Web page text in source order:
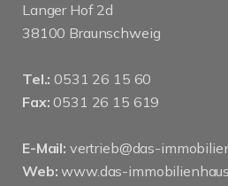
Langer Hof 2d
38100 Braunschweig
Tel.: 0531 26 15 60
Fax: 0531 26 15 619
E-Mail: vertrieb@das-
Web: www.das-